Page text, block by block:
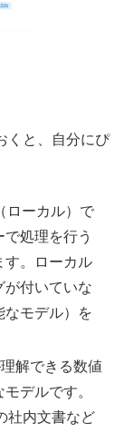
くと、自分にぴ
ローカル）で
処理を行う
す。ローカル
が付いていな
なモデル）を
解できる数値
デルです。
社内文書など